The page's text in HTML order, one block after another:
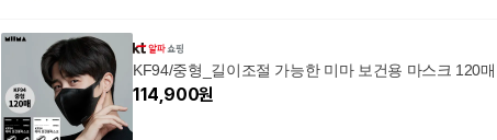
KF94/중형_길이조절 가능한 미마 보건용 마스크 120매
114,900원